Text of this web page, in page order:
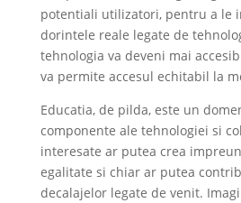
potentiali utilizatori, pentru a le
dorintele reale legate de
tehnologia va deveni mai
va permite accesul echitabil la
Educatia, de pilda, este un
componente ale tehnologiei si
interesate ar putea crea
egalitate si chiar ar putea
decalajelor legate de venit.